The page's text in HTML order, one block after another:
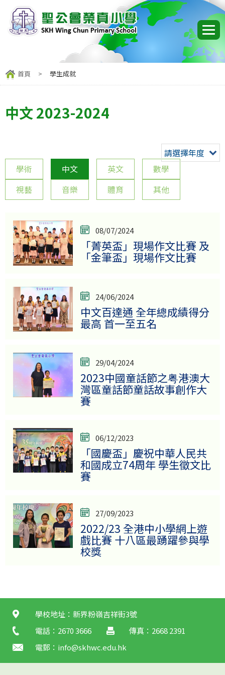
首頁 > 學生成就
中文 2023-2024
請選擇年度
學術
中文 英文
數學
視藝
音樂 體育 其他
08/07/2024
「菁英盃」現場作文比賽 及
「金筆盃」現場作文比賽
24/06/2024
中文百達通 全年總成績得分
最高 首一至五名
29/04/2024
2023中國童話節之粤港澳大
灣區童話節童話故事創作大
賽
06/12/2023
「國慶盃」慶祝中華人民共
和國成立74周年 學生徵文比
賽
27/09/2023
2022/23 全港中小學網上遊
戲比賽 十八區最踴躍參與學
校獎
學校地址：新界粉嶺吉祥街3號
電話：2670 3666
傳真：2668 2391
電郵： info@skhwc.edu.hk